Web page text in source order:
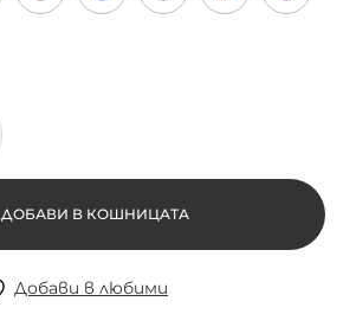
ДОБАВИ В КОШНИЦАТА
Добави в любими